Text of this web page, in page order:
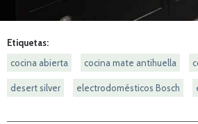
Etiquetas:
cocina abierta
cocina mate antihuella
desert silver electrodomésticos Bosch